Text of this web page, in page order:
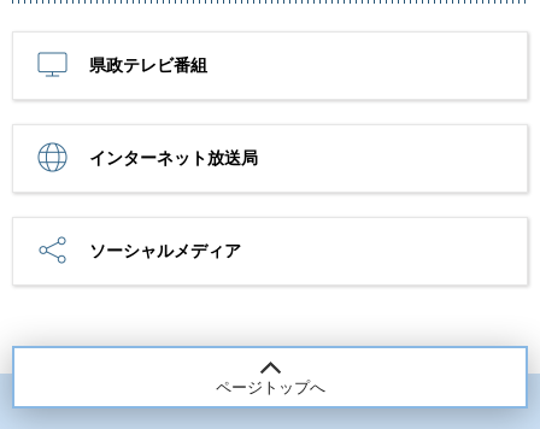
県政テレビ番組
インターネット放送局
ソーシャルメディア
ページトップへ